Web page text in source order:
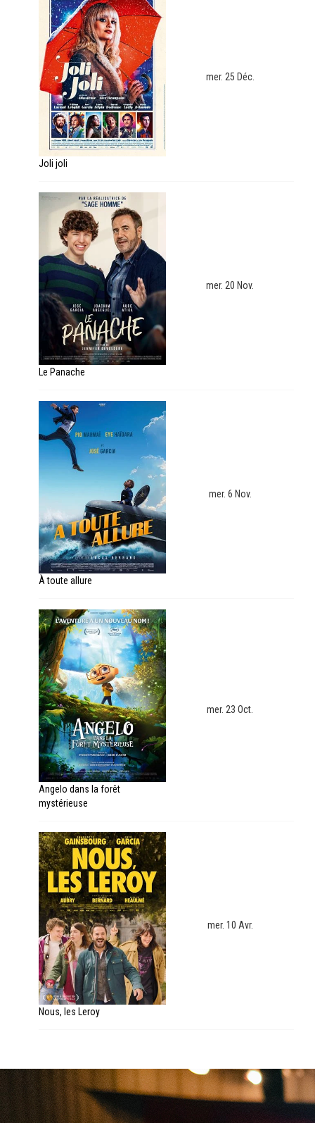
Joli joli
mer. 25 Déc.
Le Panache
mer. 20 Nov.
À toute allure
mer. 6 Nov.
Angelo dans la forêt
mystérieuse
mer. 23 Oct.
Nous, les Leroy
mer. 10 Avr.